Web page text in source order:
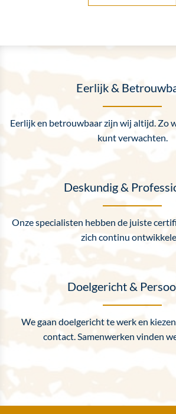
Eerlijk &
Eerlijk en betrouwbaar zijn wij altijd. Zo
kunt verwachten.
Deskundig &
Onze specialisten hebben de juiste
zich continu
Doelgericht &
We gaan doelgericht te werk en
contact. Samenwerken vinden